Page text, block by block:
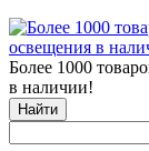
Более 1000
в наличии!
Найти